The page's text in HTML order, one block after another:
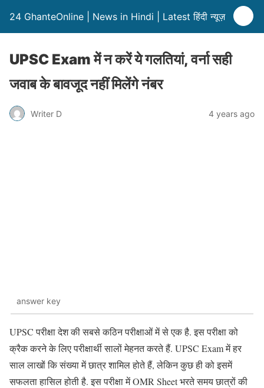
24 GhanteOnline | News in Hindi | Latest हिंदी न्यूज़
UPSC Exam में न करें ये गलतियां, वर्ना सही
जवाब के बावजूद नहीं मिलेंगे नंबर
Writer D 4 years ago
answer key
UPSC परीक्षा देश की सबसे कठिन परीक्षाओं में से एक है. इस परीक्षा को
क्रैक करने के लिए परीक्षार्थी सालों मेहनत करते हैं. UPSC Exam में हर
साल लाखों कि संख्या में छात्र शामिल होते हैं, लेकिन कुछ ही को इसमें
सफलता हासिल होती है. इस परीक्षा में OMR Sheet भरते समय छात्रों की